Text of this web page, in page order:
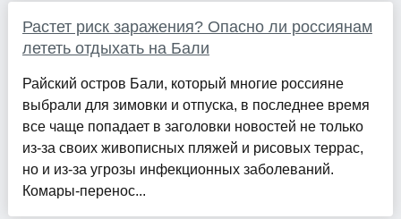
Растет риск заражения? Опасно ли россиянам
лететь отдыхать на Бали
Райский остров Бали, который многие россияне
выбрали для зимовки и отпуска, в последнее время
все чаще попадает в заголовки новостей не только
из-за своих живописных пляжей и рисовых террас,
но и из-за угрозы инфекционных заболеваний.
Комары-перенос...